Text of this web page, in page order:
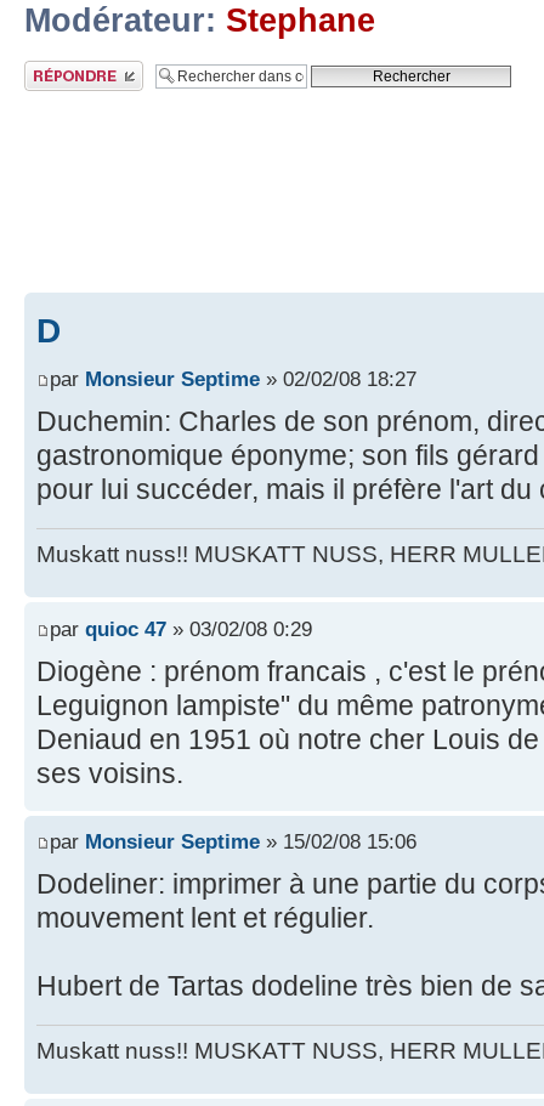
Modérateur: Stephane
Publier une réponse
D
par Monsieur Septime » 02/02/08 18:27
Duchemin: Charles de son prénom,
gastronomique éponyme; son fils
pour lui succéder, mais il préfère l'art du
Muskatt nuss!! MUSKATT NUSS, HERR
par quioc 47 » 03/02/08 0:29
Diogène : prénom francais , c'est le
Leguignon lampiste" du même
Deniaud en 1951 où notre cher Louis
ses voisins.
par Monsieur Septime » 15/02/08 15:06
Dodeliner: imprimer à une partie du
mouvement lent et régulier.
Hubert de Tartas dodeline très bien de
Muskatt nuss!! MUSKATT NUSS, HERR